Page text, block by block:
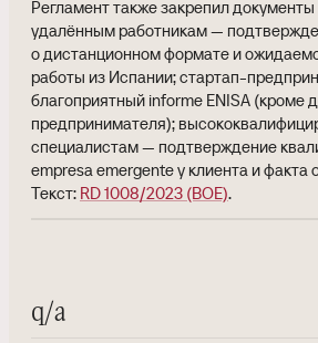
Регламент также закрепил
удалённым работникам —
о дистанционном формате и
работы из Испании; стартап-
благоприятный informe ENISA
предпринимателя);
специалистам — подтверждение
empresa emergente у клиента и факта
Текст: RD 1008/2023 (BOE).
q/a